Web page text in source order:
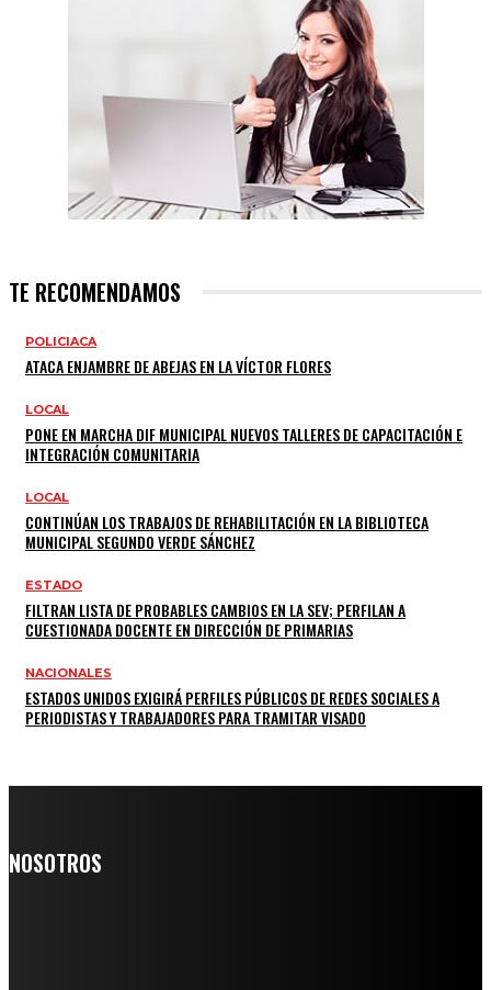
TE RECOMENDAMOS
POLICIACA
ATACA ENJAMBRE DE ABEJAS EN LA VÍCTOR FLORES
LOCAL
PONE EN MARCHA DIF MUNICIPAL NUEVOS TALLERES DE CAPACITACIÓN E
INTEGRACIÓN COMUNITARIA
LOCAL
CONTINÚAN LOS TRABAJOS DE REHABILITACIÓN EN LA BIBLIOTECA
MUNICIPAL SEGUNDO VERDE SÁNCHEZ
ESTADO
FILTRAN LISTA DE PROBABLES CAMBIOS EN LA SEV; PERFILAN A
CUESTIONADA DOCENTE EN DIRECCIÓN DE PRIMARIAS
NACIONALES
ESTADOS UNIDOS EXIGIRÁ PERFILES PÚBLICOS DE REDES SOCIALES A
PERIODISTAS Y TRABAJADORES PARA TRAMITAR VISADO
NOSOTROS